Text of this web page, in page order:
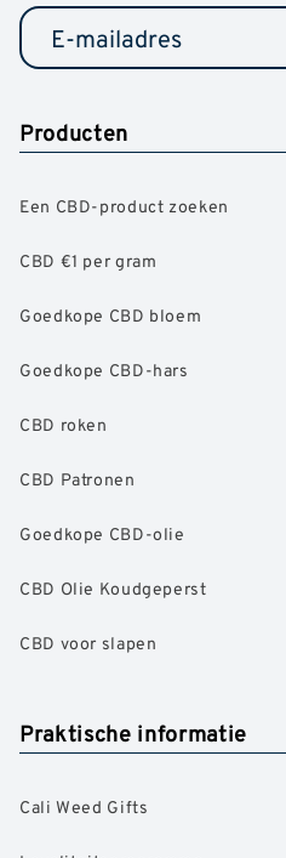
Producten
Een CBD-product zoeken
CBD €1 per gram
Goedkope CBD bloem
Goedkope CBD-hars
CBD roken
CBD Patronen
Goedkope CBD-olie
CBD Olie Koudgeperst
CBD voor slapen
Praktische informatie
Cali Weed Gifts